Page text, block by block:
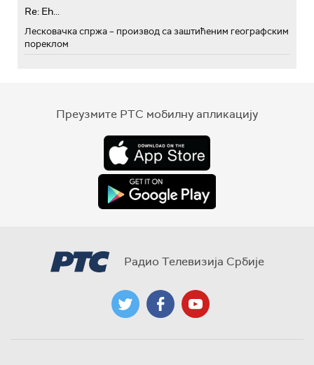
Re: Eh...
Лесковачка спржа – производ са заштићеним географским
пореклом
Преузмите РТС мобилну апликацију
Радио Телевизија Србије